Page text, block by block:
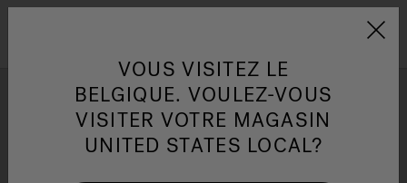
Jacuzzi&reg; EMEA
GALERIE PHOTO
VOUS VISITEZ LE
BELGIQUE. VOULEZ-VOUS
VISITER VOTRE MAGASIN
UNITED STATES LOCAL?